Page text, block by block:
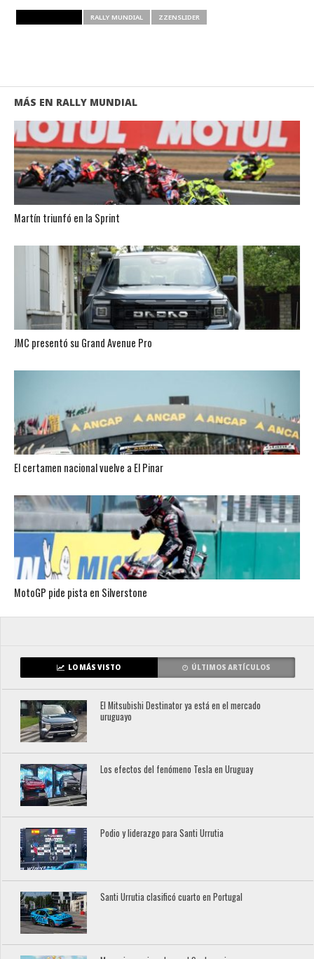
RALLY MUNDIAL ZZENSLIDER
MÁS EN RALLY MUNDIAL
Martín triunfó en la Sprint
JMC presentó su Grand Avenue Pro
El certamen nacional vuelve a El Pinar
MotoGP pide pista en Silverstone
LO MÁS VISTO ÚLTIMOS ARTÍCULOS
El Mitsubishi Destinator ya está en el mercado
uruguayo
Los efectos del fenómeno Tesla en Uruguay
Podio y liderazgo para Santi Urrutia
Santi Urrutia clasificó cuarto en Portugal